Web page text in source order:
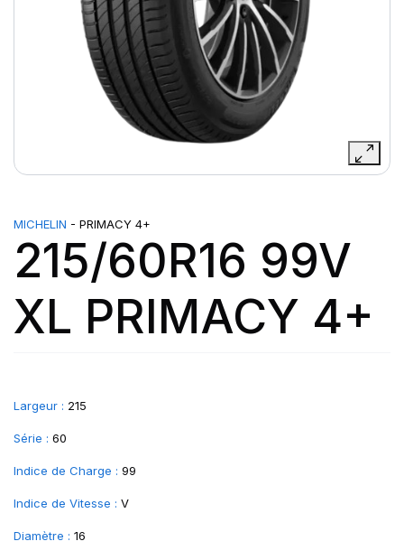
MICHELIN - PRIMACY 4+
215/60R16 99V
XL PRIMACY 4+
Largeur : 215
Série : 60
Indice de Charge : 99
Indice de Vitesse : V
Diamètre : 16